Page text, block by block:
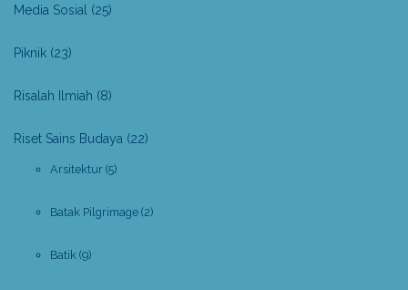
Media Sosial (25)
Piknik (23)
Risalah Ilmiah (8)
Riset Sains Budaya (22)
Arsitektur (5)
Batak Pilgrimage (2)
Batik (9)